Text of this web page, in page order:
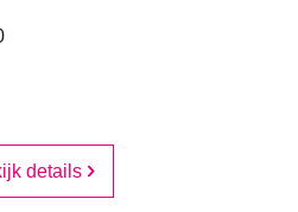
details